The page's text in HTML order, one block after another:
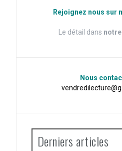
Rejoignez nous sur
Le détail dans
Nous
Derniers articles